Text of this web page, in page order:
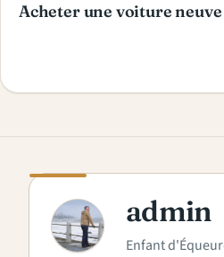
Acheter une voiture
A admin
Enfant